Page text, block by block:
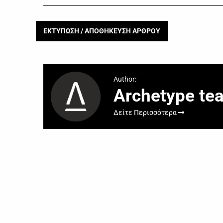
ΕΚΤΥΠΩΣΗ / ΑΠΟΘΗΚΕΥΣΗ ΑΡΘΡΟΥ
Author:
Archetype
Δείτε Περισσότερα